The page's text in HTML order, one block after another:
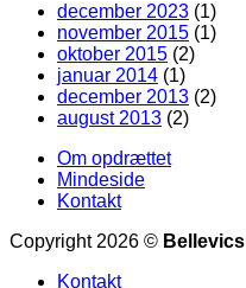
december 2023 (1)
november 2015 (1)
oktober 2015 (2)
januar 2014 (1)
december 2013 (2)
august 2013 (2)
Om opdrættet
Mindeside
Kontakt
Copyright 2026 © Bellevics
Kontakt